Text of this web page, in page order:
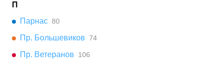
П
Парнас 80
Пр. Большевиков 74
Пр. Ветеранов 106